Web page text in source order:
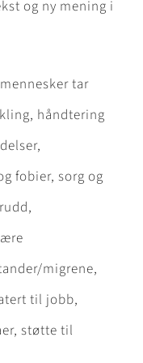
og ny mening i
tar
håndtering
fobier, sorg og
migrene,
til jobb,
støtte til